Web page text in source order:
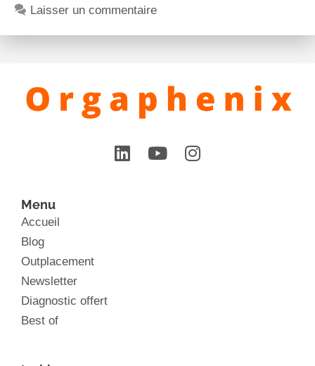
Laisser un commentaire
Menu
Accueil
Blog
Outplacement
Newsletter
Diagnostic offert
Best of